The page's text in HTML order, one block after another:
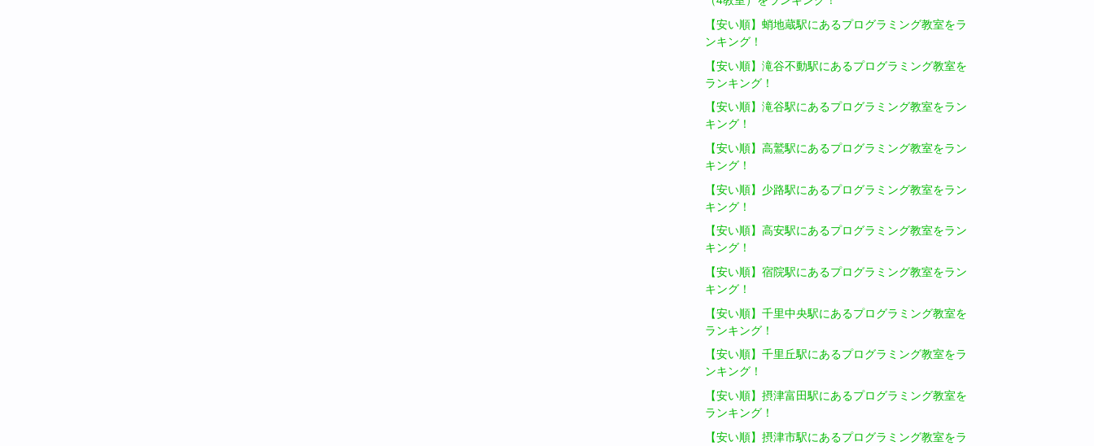
【安い順】蛸地蔵駅にあるプログラミング教室をラ
ンキング！
【安い順】滝谷不動駅にあるプログラミング教室を
ランキング！
【安い順】滝谷駅にあるプログラミング教室をラン
キング！
【安い順】高鷲駅にあるプログラミング教室をラン
キング！
【安い順】少路駅にあるプログラミング教室をラン
キング！
【安い順】高安駅にあるプログラミング教室をラン
キング！
【安い順】宿院駅にあるプログラミング教室をラン
キング！
【安い順】千里中央駅にあるプログラミング教室を
ランキング！
【安い順】千里丘駅にあるプログラミング教室をラ
ンキング！
【安い順】摂津富田駅にあるプログラミング教室を
ランキング！
【安い順】摂津市駅にあるプログラミング教室をラ